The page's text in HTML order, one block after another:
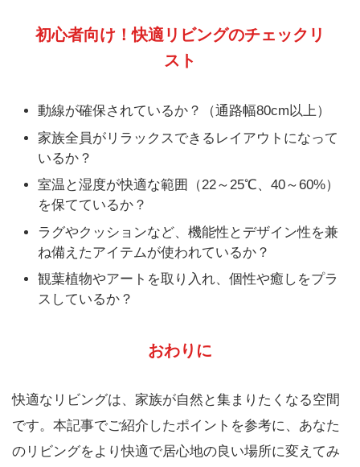
初心者向け！快適リビングのチェックリ
スト
動線が確保されているか？（通路幅80cm以上）
家族全員がリラックスできるレイアウトになって
いるか？
室温と湿度が快適な範囲（22～25℃、40～60%）
を保てているか？
ラグやクッションなど、機能性とデザイン性を兼
ね備えたアイテムが使われているか？
観葉植物やアートを取り入れ、個性や癒しをプラ
スしているか？
おわりに
快適なリビングは、家族が自然と集まりたくなる空間
です。本記事でご紹介したポイントを参考に、あなた
のリビングをより快適で居心地の良い場所に変えてみ